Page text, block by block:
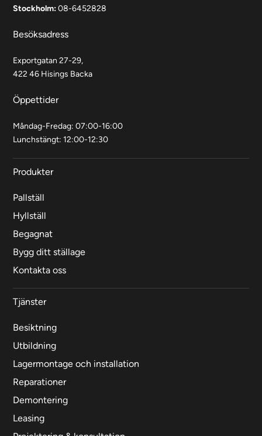
Stockholm:08-6452828
Besöksadress
Exportgatan 27-29,
422 46 Hisings Backa
Öppettider
Måndag-Fredag: 07:00-16:00
Lunchstängt: 12:00-12:30
Produkter
Pallställ
Hyllställ
Begagnat
Bygg ditt ställage
Kontakta oss
Tjänster
Besiktning
Utbildning
Lagermontage och installation
Reparationer
Demontering
Leasing